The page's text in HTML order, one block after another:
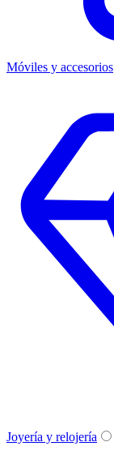
Móviles y accesorios
Joyería y relojería